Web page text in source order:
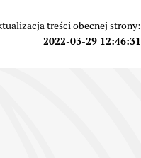
treści obecnej strony:
2022-03-29 12:46:31